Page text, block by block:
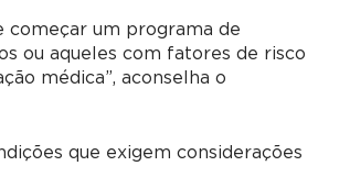
começar um programa de
ou aqueles com fatores de risco
médica”, aconselha o
que exigem considerações